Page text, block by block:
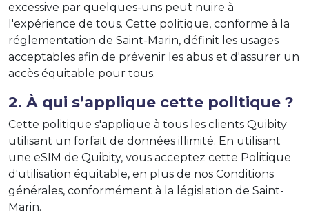
excessive par quelques-uns peut nuire à
l'expérience de tous. Cette politique, conforme à la
réglementation de Saint-Marin, définit les usages
acceptables afin de prévenir les abus et d'assurer un
accès équitable pour tous.
2. À qui s’applique cette politique ?
Cette politique s'applique à tous les clients Quibity
utilisant un forfait de données illimité. En utilisant
une eSIM de Quibity, vous acceptez cette Politique
d'utilisation équitable, en plus de nos Conditions
générales, conformément à la législation de Saint-
Marin.